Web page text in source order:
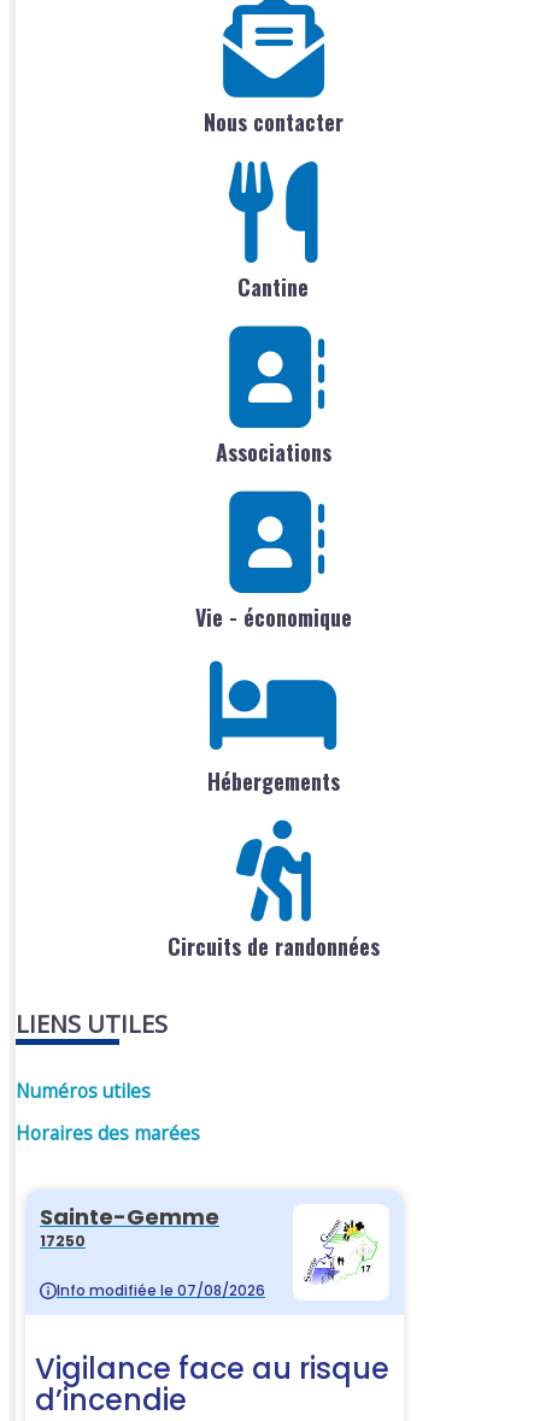
Nous contacter
Cantine
Associations
Vie - économique
Hébergements
Circuits de randonnées
LIENS UTILES
Numéros utiles
Horaires des marées